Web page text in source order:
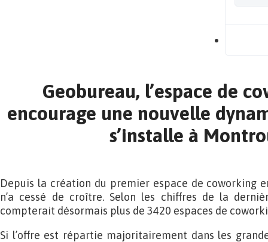
Geobureau, l’espace de
encourage une nouvelle
s’installe à
Depuis la création du premier espace de coworking
n’a cessé de croître. Selon les chiffres de la
compterait désormais plus de 3420 espaces de
Si l’offre est répartie majoritairement dans les